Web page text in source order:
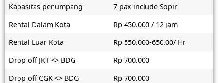
Kapasitas penumpang
7 pax include Sopir
Rental Dalam Kota
Rp 450.000 / 12 jam
Rental Luar Kota
Rp 550.000-650.00/ Hr
Drop off JKT <> BDG
Rp 700.000
Drop off CGK <> BDG
Rp 700.000